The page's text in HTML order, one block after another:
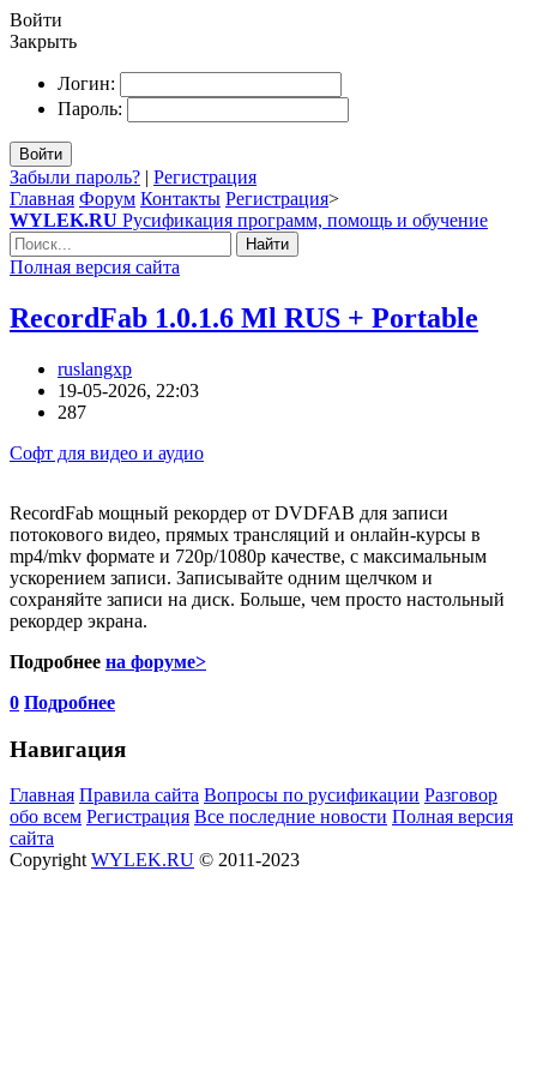
Войти
Закрыть
Логин:
Пароль:
Войти
Забыли пароль? | Регистрация
Главная Форум Контакты Регистрация>
WYLEK.RU Русификация программ, помощь и обучение
Найти
Полная версия сайта
RecordFab 1.0.1.6 Ml RUS + Portable
ruslangxp
19-05-2026, 22:03
287
Софт для видео и аудио
RecordFab мощный рекордер от DVDFAB для записи
потокового видео, прямых трансляций и онлайн-курсы в
mp4/mkv формате и 720p/1080p качестве, c максимальным
ускорением записи. Записывайте одним щелчком и
сохраняйте записи на диск. Больше, чем просто настольный
рекордер экрана.
Подробнее на форуме>
0 Подробнее
Навигация
Главная Правила сайта Вопросы по русификации Разговор
обо всем Регистрация Все последние новости Полная версия
сайта
Copyright WYLEK.RU © 2011-2023